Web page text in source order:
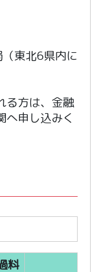
東北6県内に
る方は、金融
へ申し込みく
料